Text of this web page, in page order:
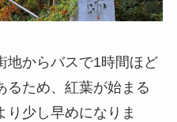
地からバスで1時間ほど
るため、紅葉が始まる
り少し早めになりま